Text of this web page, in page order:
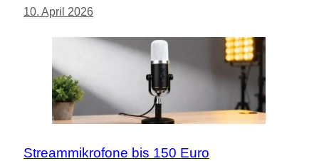
10. April 2026
Streammikrofone bis 150 Euro